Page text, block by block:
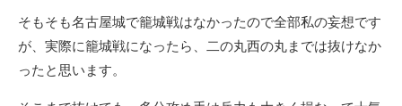
そもそも名古屋城で籠城戦はなかったので全部私の妄想です
が、実際に籠城戦になったら、二の丸西の丸までは抜けなか
ったと思います。